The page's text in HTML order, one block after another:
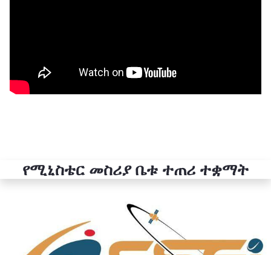
የሚኒስቴር መስሪያ ቤቱ ተጠሪ ተቋማት